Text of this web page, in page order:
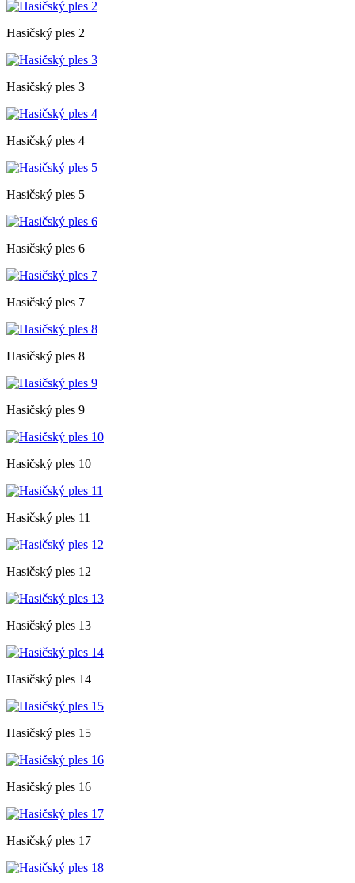
Hasičský ples 2
Hasičský ples 3
Hasičský ples 4
Hasičský ples 5
Hasičský ples 6
Hasičský ples 7
Hasičský ples 8
Hasičský ples 9
Hasičský ples 10
Hasičský ples 11
Hasičský ples 12
Hasičský ples 13
Hasičský ples 14
Hasičský ples 15
Hasičský ples 16
Hasičský ples 17